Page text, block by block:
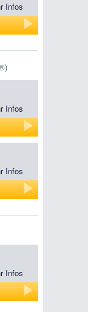
Infos
Infos
Infos
Infos